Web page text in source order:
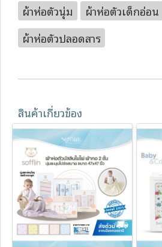
ผ้าห่อตัวนุ่ม
ผ้าห่อตัวเด็กอ่อน
ผ้าห่อตัวปลอดสาร
สินค้าเกี่ยวข้อง